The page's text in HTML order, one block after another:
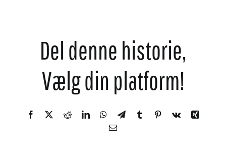
Del denne historie,
Vælg din platform!
Facebook RedditLinkedInWhatsApp
TelegramTumblr Pinterest
Vk
Xing
E-